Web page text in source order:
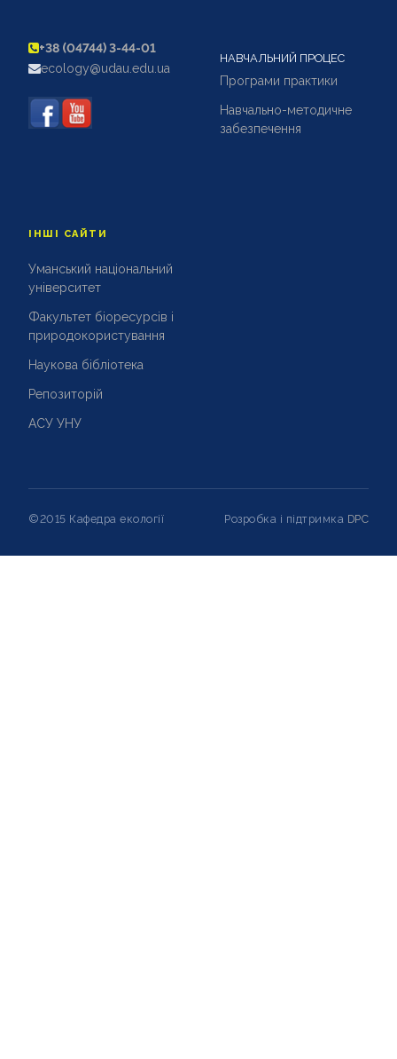
+38 (04744) 3-44-01
ecology@udau.edu.ua
НАВЧАЛЬНИЙ ПРОЦЕС
Програми практики
Навчально-методичне
забезпечення
ІНШІ САЙТИ
Уманський національний
університет
Факультет біоресурсів і
природокористування
Наукова бібліотека
Репозиторій
АСУ УНУ
©2015 Кафедра екології Розробка і підтримка DPC